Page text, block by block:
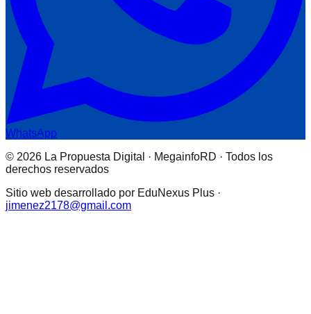
WhatsApp
© 2026 La Propuesta Digital · MegainfoRD · Todos los
derechos reservados
Sitio web desarrollado por EduNexus Plus ·
jimenez2178@gmail.com